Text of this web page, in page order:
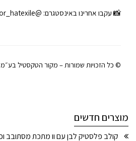
📸 עקבו אחרינו באינסטגרם: @makor_hatexile
© כל הזכויות שמורות – מקור הטקסטיל בע״מ
מוצרים חדשים